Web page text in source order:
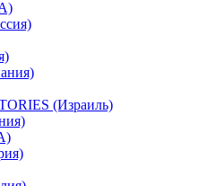
(Израиль)